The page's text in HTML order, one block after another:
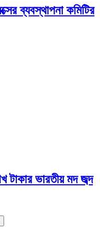
ব্যবস্থাপনা কমিটির
টাকার ভারতীয় মদ জব্দ